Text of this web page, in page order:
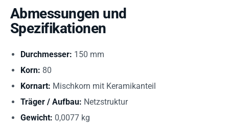
Abmessungen und
Spezifikationen
Durchmesser: 150 mm
Korn: 80
Kornart: Mischkorn mit Keramikanteil
Träger / Aufbau: Netzstruktur
Gewicht: 0,0077 kg